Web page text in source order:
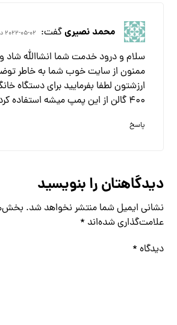
محمد نصیریگفت: 2022-05-02 در 15:18
سلام و درود خدمت شما انشاالله شاد
ممنون از سایت خوب شما به خاطر
ارزشتون لطفا بفرمایید برای دستگاه
۴۰۰ گالن از این پمپ میشه استفاده کرد؟
پاسخ
دیدگاهتان را بنویسید
نشانی ایمیل شما منتشر نخواهد شد.
علامت‌گذاری شده‌اند *
دیدگاه *